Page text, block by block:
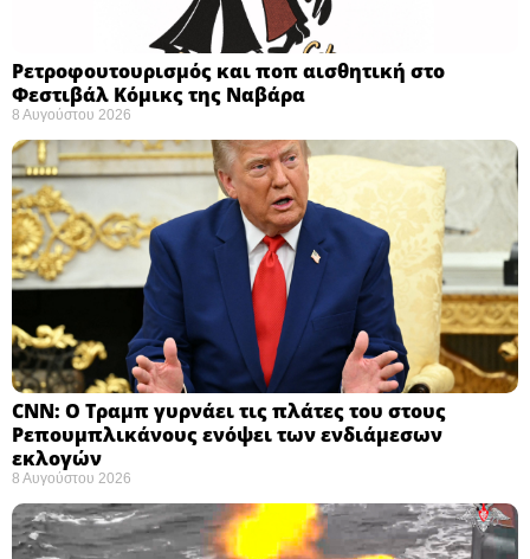
Ρετροφουτουρισμός και ποπ αισθητική στο
Φεστιβάλ Κόμικς της Ναβάρα ​
8 Αυγούστου 2026
CNN: Ο Τραμπ γυρνάει τις πλάτες του στους
Ρεπουμπλικάνους ενόψει των ενδιάμεσων
εκλογών ​
8 Αυγούστου 2026